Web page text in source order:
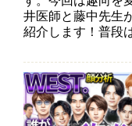
井医師と藤中先生
紹介します！普段